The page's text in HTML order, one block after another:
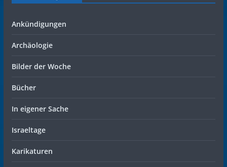
Ankündigungen
Archäologie
Bilder der Woche
Bücher
In eigener Sache
Israeltage
Karikaturen